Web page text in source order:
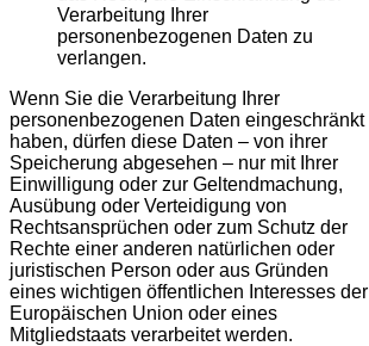
Verarbeitung Ihrer
personenbezogenen Daten zu
verlangen.
Wenn Sie die Verarbeitung Ihrer
personenbezogenen Daten eingeschränkt
haben, dürfen diese Daten – von ihrer
Speicherung abgesehen – nur mit Ihrer
Einwilligung oder zur Geltendmachung,
Ausübung oder Verteidigung von
Rechtsansprüchen oder zum Schutz der
Rechte einer anderen natürlichen oder
juristischen Person oder aus Gründen
eines wichtigen öffentlichen Interesses der
Europäischen Union oder eines
Mitgliedstaats verarbeitet werden.